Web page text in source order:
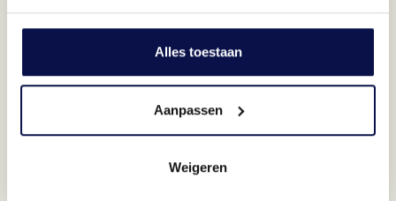
Alles toestaan
Aanpassen
Weigeren
Twee slaapkamers